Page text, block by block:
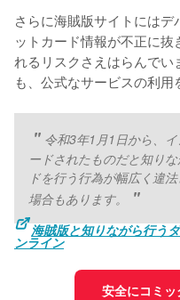
さらに海賊版サイトには
ットカード情報が不正に
れるリスクさえはらんで
も、公式なサービスの利用
令和3年1月1日から、
ードされたものだと知り
ドを行う行為が幅広く違
場合もあります。
海賊版と知りながら行う
ンライン
安全にコミ